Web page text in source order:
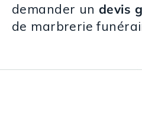
demander undevis
de marbrerie